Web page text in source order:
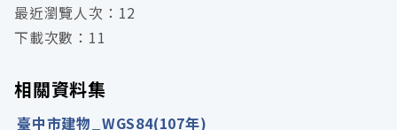
最近瀏覽人次：12
下載次數：11
相關資料集
臺中市建物_WGS84(107年)